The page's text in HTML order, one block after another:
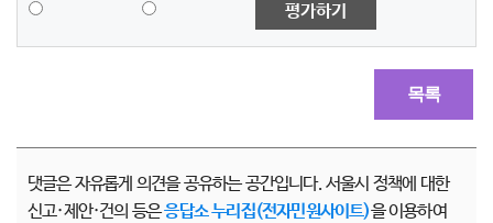
평가하기
목록
댓글은 자유롭게 의견을 공유하는 공간입니다. 서울시 정책에 대한
신고·제안·건의 등은응답소 누리집(전자민원사이트)을 이용하여